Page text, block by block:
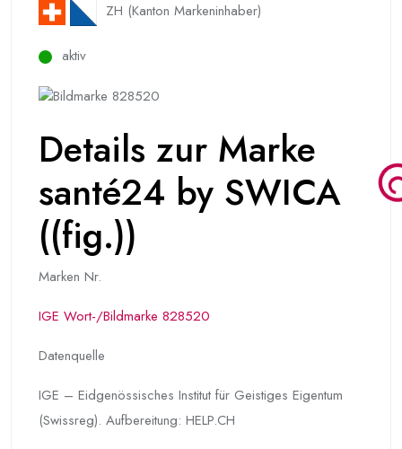
ZH (Kanton Markeninhaber)
aktiv
Details zur Marke
santé24 by SWICA
((fig.))
Marken Nr.
IGE Wort-/Bildmarke 828520
Datenquelle
IGE – Eidgenössisches Institut für Geistiges Eigentum
(Swissreg). Aufbereitung: HELP.CH